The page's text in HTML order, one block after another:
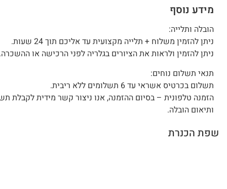
מידע נוסף
הובלה ותלייה:
ניתן להזמין משלוח + תלייה מקצועית עד אליכם תוך 24 שעות.
ניתן להזמין ולראות את הציורים בגלריה לפני הרכישה או
תנאי תשלום נוחים:
תשלום בכרטיס אשראי עד 6 תשלומים ללא ריבית.
הזמנה טלפונית – בסיום ההזמנה, אנו ניצור קשר מידית לקבלת
ותיאום הובלה.
שפת הכנרת